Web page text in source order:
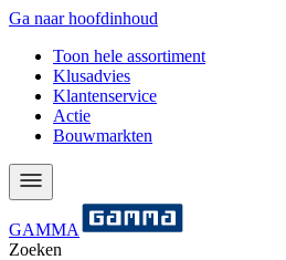
Ga naar hoofdinhoud
Toon hele assortiment
Klusadvies
Klantenservice
Actie
Bouwmarkten
GAMMA
Zoeken